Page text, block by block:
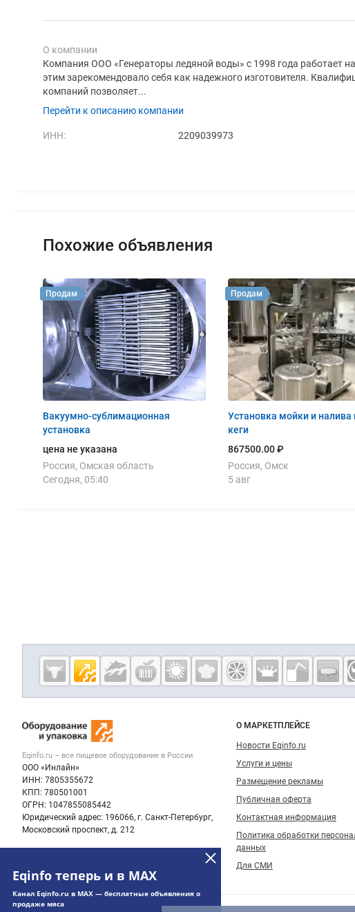
О компании
Компания ООО «Генераторы ледяной воды» с 1998 года работает
этим зарекомендовало себя как надежного изготовителя.
компаний позволяет...
Перейти к описанию компании
ИНН: 2209039973
Похожие объявления
Вакуумно-сублимационная
установка
цена не указана
Россия, Омская область
Сегодня, 05:40
Продам
Установка мойки и налива
кеги
867500.00 ₽
Россия, Омск
5 авг
Продам
Eqinfo теперь и в MAX
Канал Eqinfo.ru в MAX — бесплатные объявления о
продаже мяса
Дополнительная информация
Cсылки на полезные проекты
Eqinfo.ru —
пищевое
и упаковка
Важные разделы и контакты
Eqinfo.ru – все пищевое оборудование в России.
ООО «Инлайн»
ИНН: 7805355672
КПП: 780501001
ОГРН: 1047855085442
Юридический адрес: 196066, г. Санкт-Петербург,
Московский проспект, д. 212
Навигация по сайту
О МАРКЕТПЛЕЙСЕ
Новости Eqinfo.ru
Услуги и цены
Размещение рекламы
Публичная оферта
Контактная информация
Политика обработки
данных
Для СМИ